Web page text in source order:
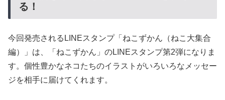
る！
今回発売されるLINEスタンプ「ねこずかん（ねこ大集合
編）」は、「ねこずかん」のLINEスタンプ第2弾になりま
す。個性豊かなネコたちのイラストがいろいろなメッセー
ジを相手に届けてくれます。